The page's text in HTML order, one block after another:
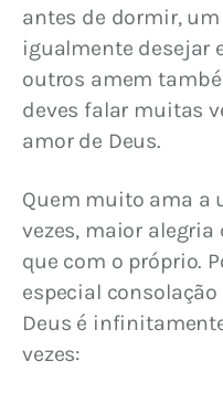
antes de dormir,
igualmente desejar
outros amem
deves falar muitas
amor de Deus.
Quem muito ama a
vezes, maior
que com o próprio.
especial
Deus é
vezes: